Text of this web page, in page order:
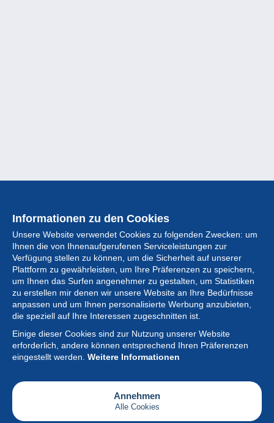
Informationen zu den Cookies
Unsere Website verwendet Cookies zu folgenden Zwecken: um
Ihnen die von Ihnenaufgerufenen Serviceleistungen zur
Verfügung stellen zu können, um die Sicherheit auf unserer
Plattform zu gewährleisten, um Ihre Präferenzen zu speichern,
um Ihnen das Surfen angenehmer zu gestalten, um Statistiken
zu erstellen mir denen wir unsere Website an Ihre Bedürfnisse
anpassen und um Ihnen personalisierte Werbung anzubieten,
die speziell auf Ihre Interessen zugeschnitten ist.
Einige dieser Cookies sind zur Nutzung unserer Website
erforderlich, andere können entsprechend Ihren Präferenzen
eingestellt werden. Weitere Informationen
Annehmen
Alle Cookies
Sammlung
Neuigkeiten
Artikel
Gesellschaft
Serviceleistungen